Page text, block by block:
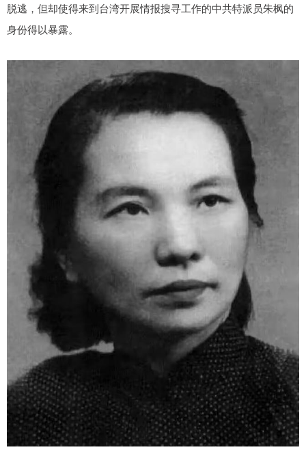
脱逃，但却使得来到台湾开展情报搜寻工作的中共特派员朱枫的
身份得以暴露。